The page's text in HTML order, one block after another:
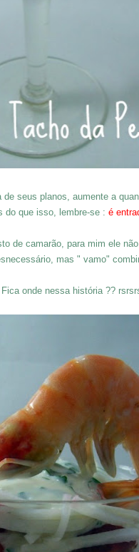
seus planos, aumente a
do que isso, lembre-se : é
de camarão, para mim ele
mas " vamo"
onde nessa história ??